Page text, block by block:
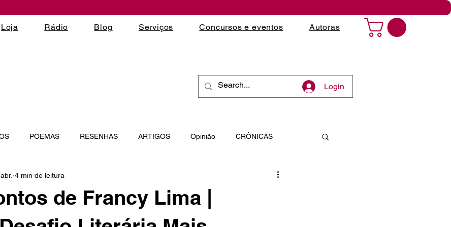
Loja Rádio Blog Serviços Concursos e eventos Autoras
Login
POEMAS RESENHAS ARTIGOS Opinião CRÔNICAS
ESCRITA CRIATIVA
de Francy Lima |
4 min de leitura